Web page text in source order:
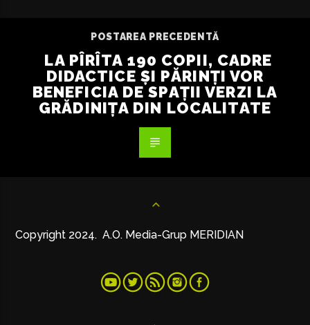
POSTAREA PRECEDENTĂ
LA PÎRÎTA 190 COPII, CADRE
DIDACTICE ȘI PĂRINȚI VOR
BENEFICIA DE SPAȚII VERZI LA
GRĂDINIȚA DIN LOCALITATE
Copyright 2024. A.O. Media-Grup MERIDIAN